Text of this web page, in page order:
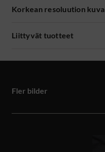
Korkean resoluution kuva
Liittyvät tuotteet
Fler bilder